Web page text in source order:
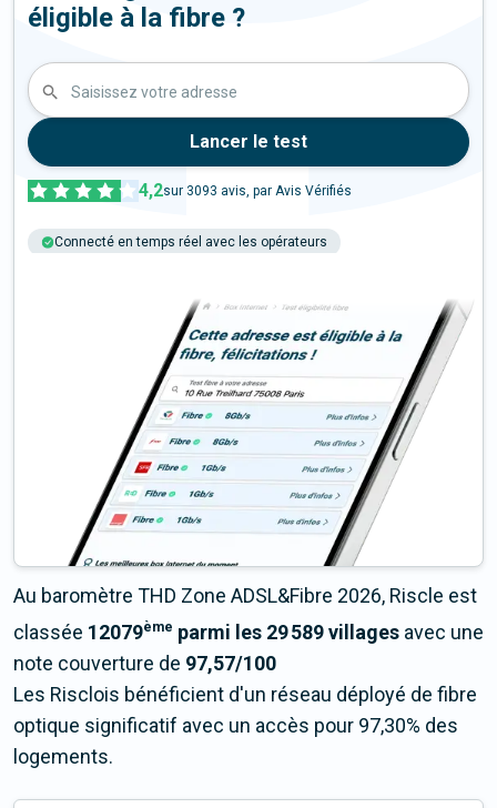
éligible à la fibre ?
Saisissez votre adresse
Lancer le test
4,2sur 3093 avis, par Avis Vérifiés
Connecté en temps réel avec les opérateurs
Au baromètre THD Zone ADSL&Fibre 2026, Riscle est
classée 12079ème parmi les 29 589 villages avec une
note couverture de 97,57/100
Les Risclois bénéficient d'un réseau déployé de fibre
optique significatif avec un accès pour 97,30% des
logements.